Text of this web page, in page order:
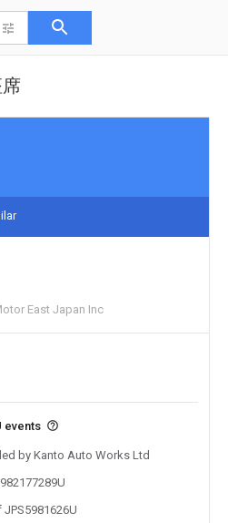
East Japan Inc
events
by Kanto Auto Works Ltd